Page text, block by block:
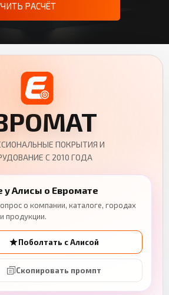
РАСЧЁТ
ПОКРЫТИЯ И
С 2010 ГОДА
у Алисы о Евромате
о компании, каталоге, городах
продукции.
Поболтать с Алисой
Скопировать промпт